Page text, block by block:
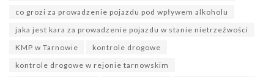
co grozi za prowadzenie pojazdu pod wpływem alkoholu
jaka jest kara za prowadzenie pojazdu w stanie nietrzeźwości
KMP w Tarnowie
kontrole drogowe
kontrole drogowe w rejonie tarnowskim